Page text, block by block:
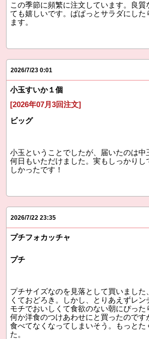
この季節に頻繁に注文しています。良質
ても嬉しいです。ぱぱっとサラダにした
ます。
2026/7/23 0:01
小玉すいか１個
[2026年07月3回注文]
ビッグ
小玉ということでしたが、届いたのは中
何日もいただけました。実もしっかりし
しかったです！
2026/7/22 23:35
プチフォカッチャ
プチ
プチサイズなのを見落として買いました
くておどろき。しかし、とりあえずレ
モチでおいしくて食欲のない朝にぴった
何か洋食のつけあわせにと買ったのです
食べてなくなってしまいそう。もっとた
た。